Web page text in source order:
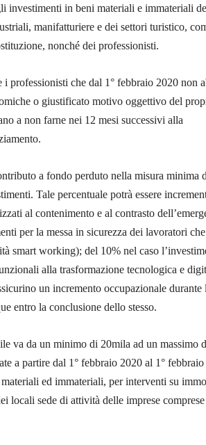
investimenti in beni materiali e immateriali
manifatturiere e dei settori turistico,
nonché dei professionisti.
i professionisti che dal 1° febbraio 2020 non
o giustificato motivo oggettivo del
a non farne nei 12 mesi successivi alla
a fondo perduto nella misura minima
Tale percentuale potrà essere
al contenimento e al contrasto
per la messa in sicurezza dei lavoratori
smart working); del 10% nel caso
alla trasformazione tecnologica e
un incremento occupazionale durante
entro la conclusione dello stesso.
va da un minimo di 20mila ad un massimo
a partire dal 1° febbraio 2020 al 1°
ed immateriali, per interventi su
locali sede di attività delle imprese